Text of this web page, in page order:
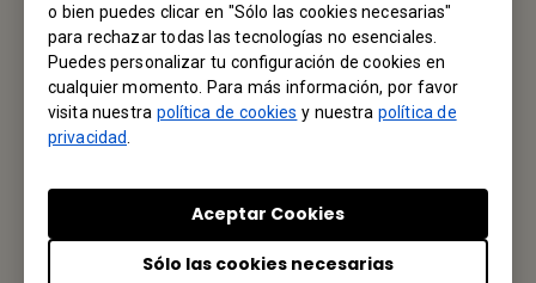
o bien puedes clicar en "Sólo las cookies necesarias"
para rechazar todas las tecnologías no esenciales.
Puedes personalizar tu configuración de cookies en
cualquier momento. Para más información, por favor
visita nuestra política de cookies y nuestrapolítica de
privacidad
Sólo las cookies necesarias
Aceptar Cookies
Contacto
Busque Su BenQ
Calle Constitucion, 3 (2-1) 08960 Sant Just Desvern, Spain
Tel: +34-93-556-0800